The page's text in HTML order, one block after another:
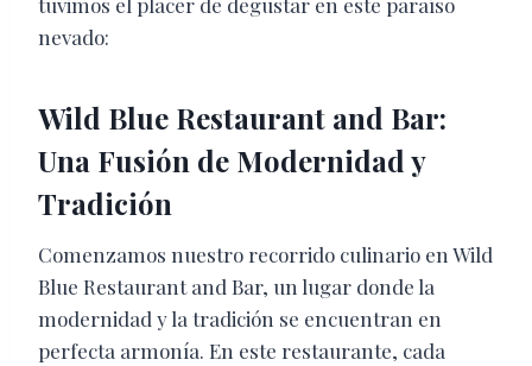
nevado:
Wild Blue Restaurant and Bar:
Una Fusión de Modernidad y
Tradición
Comenzamos nuestro recorrido culinario en Wild
Blue Restaurant and Bar, un lugar donde la
modernidad y la tradición se encuentran en
perfecta armonía. En este restaurante, cada